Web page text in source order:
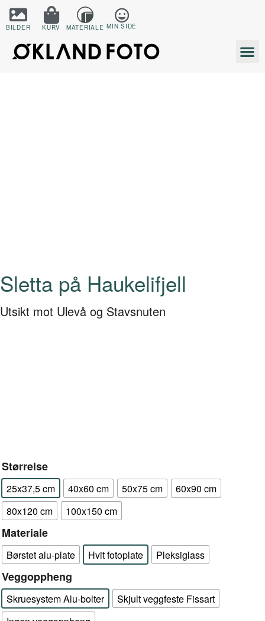
BILDER KURV MATERIALE MIN SIDE
Sletta på Haukelifjell
Utsikt mot Ulevå og Stavsnuten
Størrelse
25x37,5 cm 40x60 cm 50x75 cm
60x90 cm
80x120 cm
100x150 cm
Materiale
Børstet alu-plate Hvit fotoplate Pleksiglass
Veggoppheng
Skruesystem Alu-bolter
Skjult veggfeste Fissart